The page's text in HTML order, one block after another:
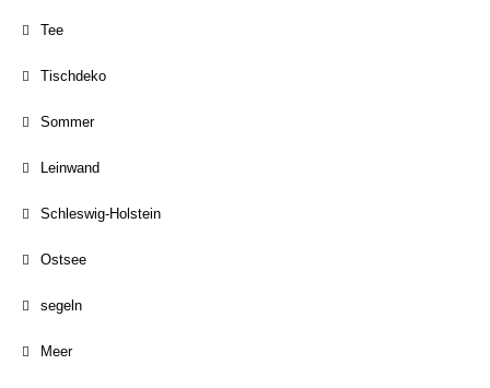
Tee
Tischdeko
Sommer
Leinwand
Schleswig-Holstein
Ostsee
segeln
Meer